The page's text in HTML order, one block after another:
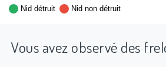
Nid détruit
Nid non détruit
Vous avez observé des